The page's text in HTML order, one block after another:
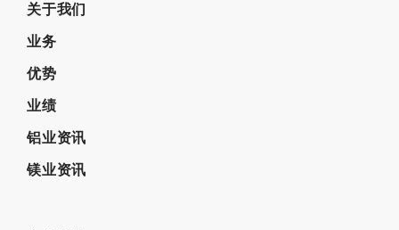
关于我们
业务
优势
业绩
铝业资讯
镁业资讯